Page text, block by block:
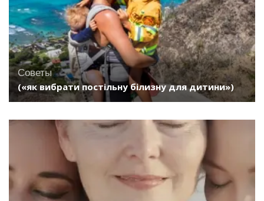
Советы
(«як вибрати постільну білизну для дитини»)